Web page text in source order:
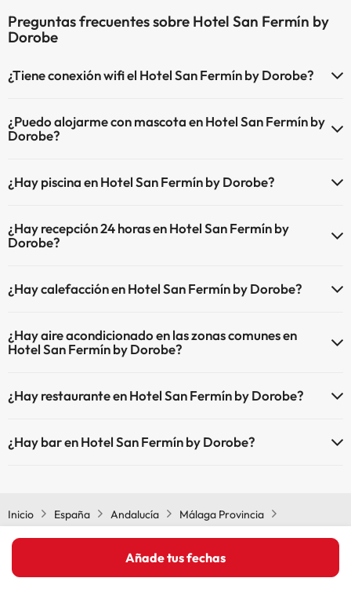
Añade tus fechas
Preguntas frecuentes sobre Hotel San Fermín by
Dorobe
¿Tiene conexión wifi el Hotel San Fermín by Dorobe?
¿Puedo alojarme con mascota en Hotel San Fermín by
Dorobe?
¿Hay piscina en Hotel San Fermín by Dorobe?
de pago) Aquí tienes más info sobre la piscina y otras instalaciones.
¿Hay recepción 24 horas en Hotel San Fermín by
Dorobe?
¿Hay calefacción en Hotel San Fermín by Dorobe?
comunes.
¿Hay aire acondicionado en las zonas comunes en
Hotel San Fermín by Dorobe?
zonas comunes.
¿Hay restaurante en Hotel San Fermín by Dorobe?
¿Hay bar en Hotel San Fermín by Dorobe?
Inicio España Andalucía
Málaga Provincia